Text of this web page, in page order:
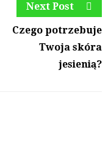
Next Post
Czego potrzebuje
Twoja skóra
jesienią?